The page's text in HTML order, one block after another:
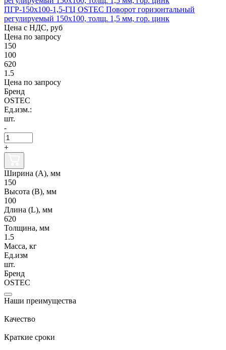
ПГР-150х100-1,5-ГЦ OSTEC Поворот горизонтальный
регулируемый 150х100, толщ. 1,5 мм, гор. цинк
Цена с НДС, руб
Цена по запросу
150
100
620
1.5
Цена по запросу
Бренд
OSTEC
Ед.изм.:
шт.
-
+
Ширина (А), мм
150
Высота (В), мм
100
Длина (L), мм
620
Толщина, мм
1.5
Масса, кг
Ед.изм
шт.
Бренд
OSTEC
Наши преимущества
Качество
Краткие сроки